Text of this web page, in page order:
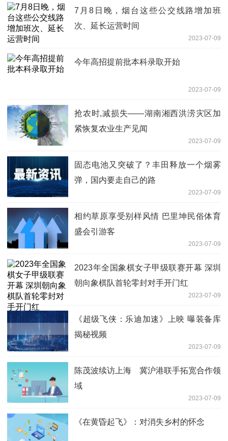
7月8日晚，烟台这些公交线路增加班
次、延长运营时间
2023-07-09
今年高招提前批本科录取开始
2023-07-09
抢农时,减损失——湖南湘西洪涝灾区加
紧恢复农业生产见闻
2023-07-09
固态电池又突破了？丰田释放一个烟雾
弹，国内要走自己的路
2023-07-09
相约草原享受别样风情 巴里坤民俗体育
盛会引游客
2023-07-09
2023年全国象棋女子甲级联赛开幕 深圳
朝向象棋队首轮零封对手开门红
2023-07-09
《超级飞侠：乐迪加速》上映 曝装备库
揭秘视频
2023-07-09
陈茂波续访上海 冀沪港联手拓宽合作领
域
2023-07-09
《在黄昏起飞》：对消失乡村的怀念